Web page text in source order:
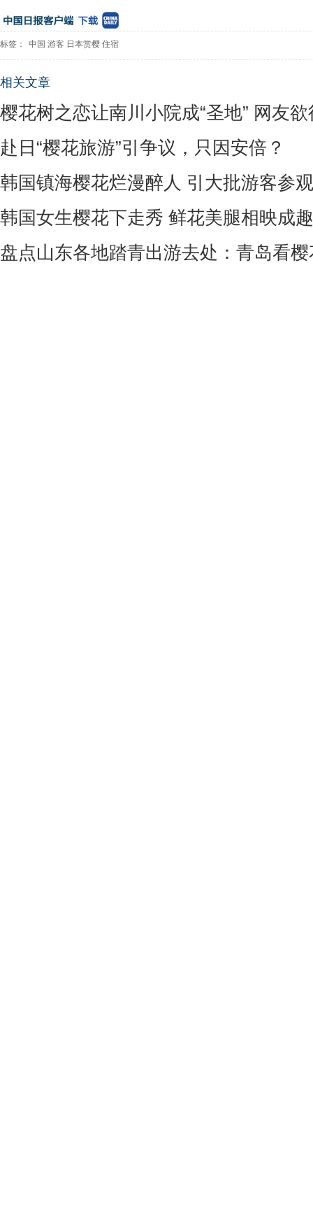
标签： 中国 游客 日本赏樱 住宿
相关文章
樱花树之恋让南川小院成“圣地” 网友
赴日“樱花旅游”引争议，只因安倍？
韩国镇海樱花烂漫醉人 引大批游客参观
韩国女生樱花下走秀 鲜花美腿相映成趣
盘点山东各地踏青出游去处：青岛看